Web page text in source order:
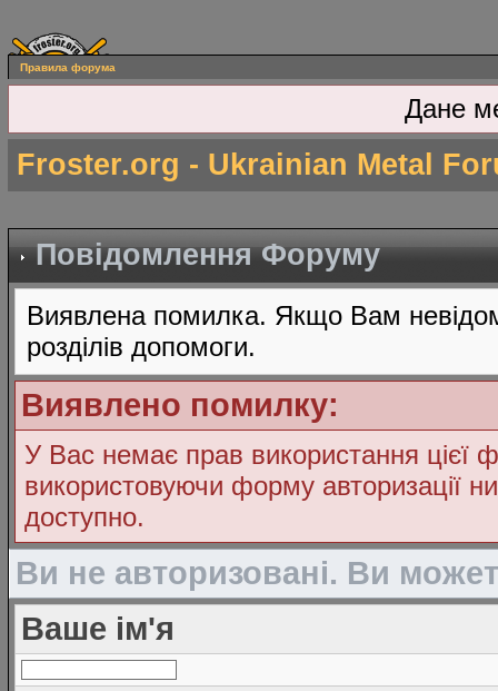
Правила форума
Дане
Froster.org - Ukrainian Metal
Повідомлення Форуму
Виявлена помилка. Якщо Вам
розділів допомоги.
Виявлено помилку:
У Вас немає прав використання цієї
використовуючи форму авторизації
доступно.
Ви не авторизовані. Ви
Ваше ім'я